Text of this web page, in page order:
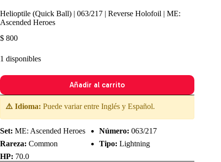
Helioptile (Quick Ball) | 063/217 | Reverse Holofoil | ME:
Ascended Heroes
$ 800
1 disponibles
Añadir al carrito
⚠️ Idioma: Puede variar entre Inglés y Español.
Set: ME: Ascended Heroes Número: 063/217
Rareza: Common Tipo: Lightning
HP: 70.0